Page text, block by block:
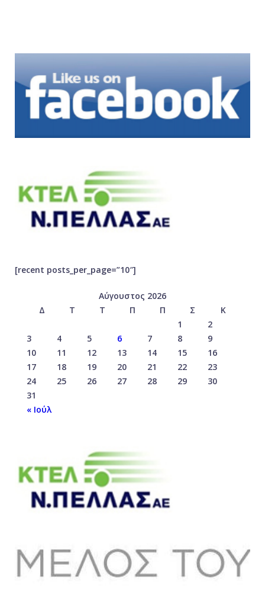
[recent posts_per_page=”10″]
Αύγουστος 2026
Δ
Τ Τ Π Π Σ
Κ
1
2
3
4 5 6 7 8
9
10
11 12 13 14 15
16
17
18 19 20 21 22
23
24
25 26 27 28 29
30
31
« Ιούλ